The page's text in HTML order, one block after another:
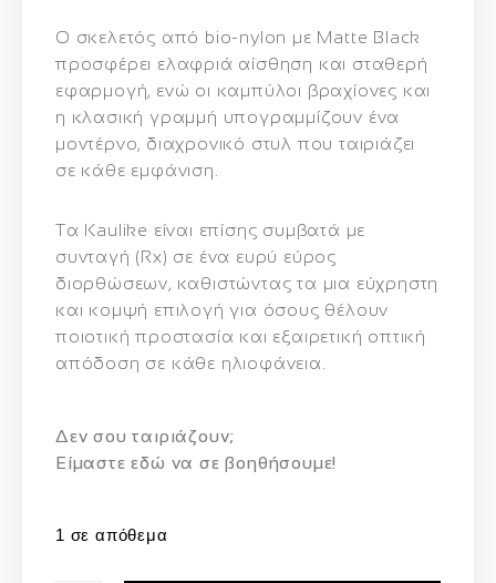
Ο σκελετός από bio‑nylon με Matte Black
προσφέρει ελαφριά αίσθηση και σταθερή
εφαρμογή, ενώ οι καμπύλοι βραχίονες και
η κλασική γραμμή υπογραμμίζουν ένα
μοντέρνο, διαχρονικό στυλ που ταιριάζει
σε κάθε εμφάνιση.
Τα Kaulike είναι επίσης συμβατά με
συνταγή (Rx) σε ένα ευρύ εύρος
διορθώσεων, καθιστώντας τα μια εύχρηστη
και κομψή επιλογή για όσους θέλουν
ποιοτική προστασία και εξαιρετική οπτική
απόδοση σε κάθε ηλιοφάνεια.
Δεν σου ταιριάζουν;
Eίμαστε εδώ να σε βοηθήσουμε!
1 σε απόθεμα